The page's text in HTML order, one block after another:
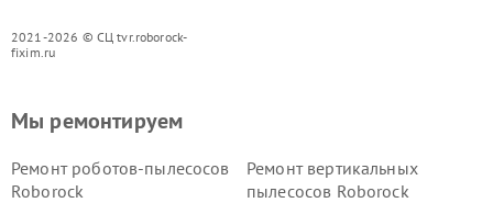
2021-2026 © СЦ tvr.roborock-
fixim.ru
Мы ремонтируем
Ремонт роботов-пылесосов
Roborock
Ремонт вертикальных
пылесосов Roborock